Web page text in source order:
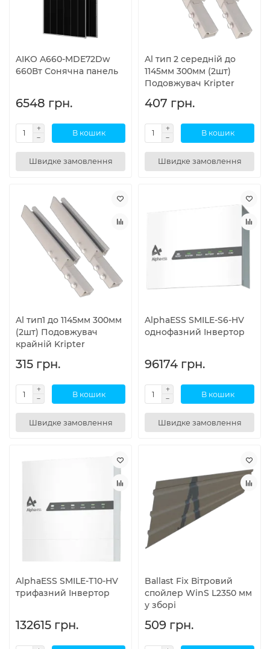
AIKO A660-MDE72Dw
660Вт Сонячна панель
6548 грн.
В кошик
Швидке замовлення
Al тип 2 середній до
1145мм 300мм (2шт)
Подовжувач Kripter
407 грн.
В кошик
Швидке замовлення
Al тип1 до 1145мм 300мм
(2шт) Подовжувач
крайній Kripter
315 грн.
В кошик
Швидке замовлення
AlphaESS SMILE-S6-HV
однофазний Інвертор
96174 грн.
В кошик
Швидке замовлення
AlphaESS SMILE-T10-HV
трифазний Інвертор
132615 грн.
Ballast Fix Вітровий
спойлер WinS L2350 мм
у зборі
509 грн.